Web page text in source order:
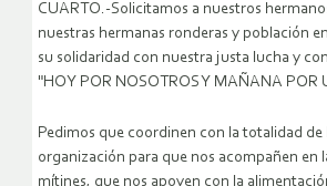
CUARTO.-Solicitamos a nuestros
nuestras hermanas ronderas y población
su solidaridad con nuestra justa lucha y
"HOY POR NOSOTROS Y MAÑANA POR
Pedimos que coordinen con la totalidad de
organización para que nos acompañen en
mítines, que nos apoyen con la